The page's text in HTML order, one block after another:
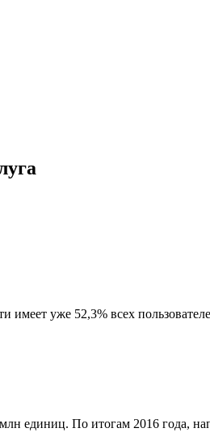
уже 52,3% всех
единиц. По итогам 2016 года,